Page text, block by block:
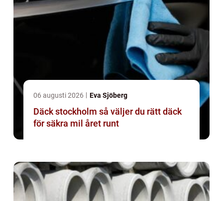
06 augusti 2026 Eva Sjöberg
Däck stockholm så väljer du rätt däck
för säkra mil året runt